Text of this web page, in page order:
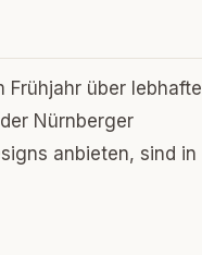
Frühjahr über lebhafte
Nürnberger
anbieten, sind in